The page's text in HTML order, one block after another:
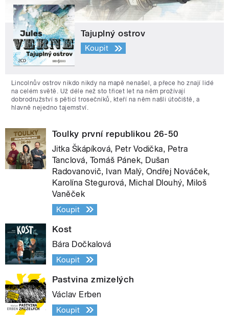
Tajuplný ostrov
Koupit
Lincolnův ostrov nikdo nikdy na mapě nenašel, a přece ho znají lidé
na celém světě. Už déle než sto třicet let na něm prožívají
dobrodružství s pěticí trosečníků, kteří na něm našli útočiště, a
hlavně nejedno tajemství.
Toulky první republikou 26-50
Jitka Škápíková, Petr Vodička, Petra
Tanclová, Tomáš Pánek, Dušan
Radovanovič, Ivan Malý, Ondřej Nováček,
Karolína Stegurová, Michal Dlouhý, Miloš
Vaněček
Koupit
Kost
Bára Dočkalová
Koupit
Pastvina zmizelých
Václav Erben
Koupit